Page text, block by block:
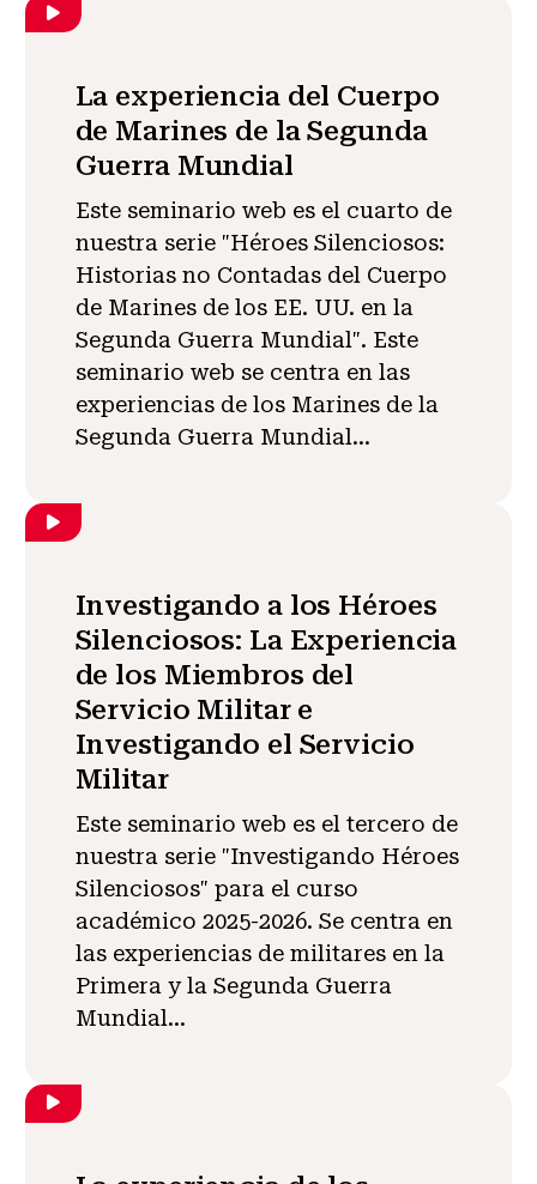
La experiencia del Cuerpo
de Marines de la Segunda
Guerra Mundial
Este seminario web es el cuarto de
nuestra serie "Héroes Silenciosos:
Historias no Contadas del Cuerpo
de Marines de los EE. UU. en la
Segunda Guerra Mundial". Este
seminario web se centra en las
experiencias de los Marines de la
Segunda Guerra Mundial...
Investigando a los Héroes
Silenciosos: La Experiencia
de los Miembros del
Servicio Militar e
Investigando el Servicio
Militar
Este seminario web es el tercero de
nuestra serie "Investigando Héroes
Silenciosos" para el curso
académico 2025-2026. Se centra en
las experiencias de militares en la
Primera y la Segunda Guerra
Mundial...